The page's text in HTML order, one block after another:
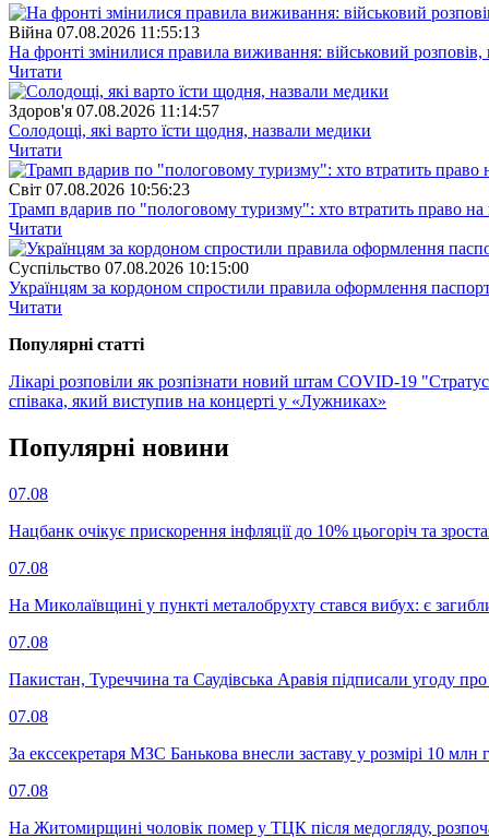
Війна 07.08.2026 11:55:13
На фронті змінилися правила виживання: військовий розповів,
Читати
Здоров'я 07.08.2026 11:14:57
Солодощі, які варто їсти щодня, назвали медики
Читати
Свiт 07.08.2026 10:56:23
Трамп вдарив по "пологовому туризму": хто втратить право
Читати
Суспiльство 07.08.2026 10:15:00
Українцям за кордоном спростили правила оформлення
Читати
Популярнi статтi
Лікарі розповіли як розпізнати новий штам COVID-19
співака, який виступив на концерті у «Лужниках»
Популярнi новини
07.08
Нацбанк очікує прискорення інфляції до 10% цьогоріч та
07.08
На Миколаївщині у пункті металобрухту стався вибух: є
07.08
Пакистан, Туреччина та Саудівська Аравія підписали угоду
07.08
За екссекретаря МЗС Банькова внесли заставу у розмірі 10 млн
07.08
На Житомирщині чоловік помер у ТЦК після медогляду,